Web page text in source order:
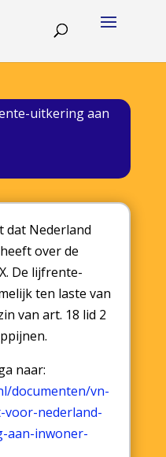
uitkering aan
dat Nederland
over de
De lijfrente-
ten laste van
van art. 18 lid 2
naar:
documenten/vn-
voor-nederland-
aan-inwoner-